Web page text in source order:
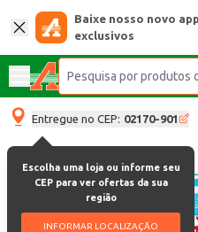
Baixe nosso novo
exclusivos
Entregue no CEP: 02170-901
Escolha uma loja ou informe seu
CEP para ver ofertas da sua
região
INFORMAR LOCALIZAÇÃO